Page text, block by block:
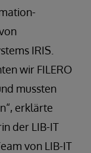
IRIS.
wir FILERO
mussten
erklärte
der LIB-IT
von LIB-IT